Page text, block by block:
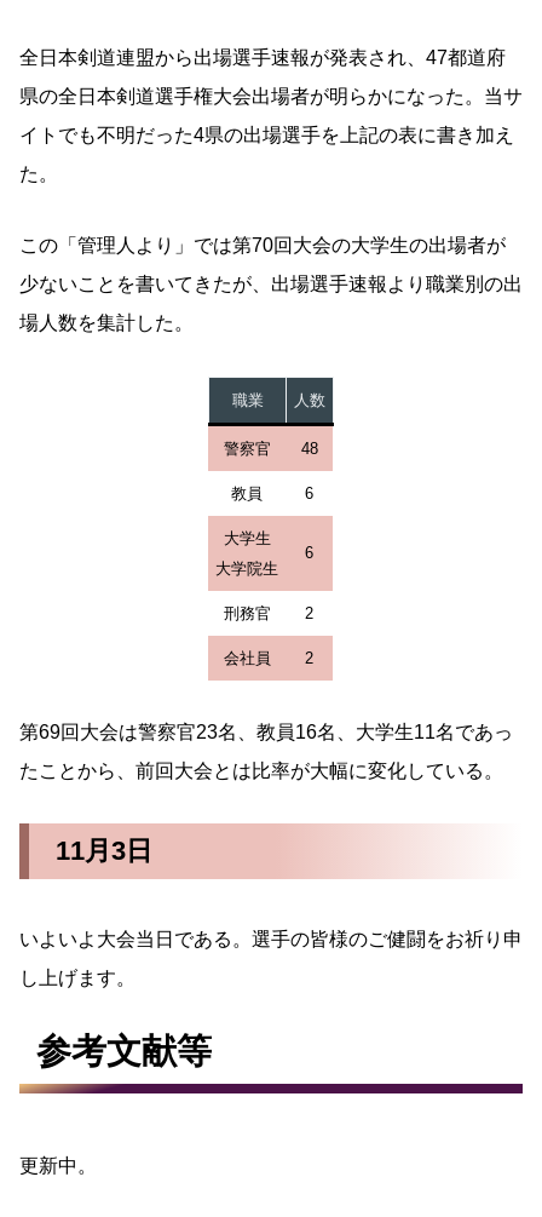
全日本剣道連盟から出場選手速報が発表され、47都道府
県の全日本剣道選手権大会出場者が明らかになった。当サ
イトでも不明だった4県の出場選手を上記の表に書き加え
た。
この「管理人より」では第70回大会の大学生の出場者が
少ないことを書いてきたが、出場選手速報より職業別の出
場人数を集計した。
職業 人数
警察官 48
教員 6
大学生
大学院生
6
刑務官 2
会社員 2
第69回大会は警察官23名、教員16名、大学生11名であっ
たことから、前回大会とは比率が大幅に変化している。
11月3日
いよいよ大会当日である。選手の皆様のご健闘をお祈り申
し上げます。
参考文献等
更新中。